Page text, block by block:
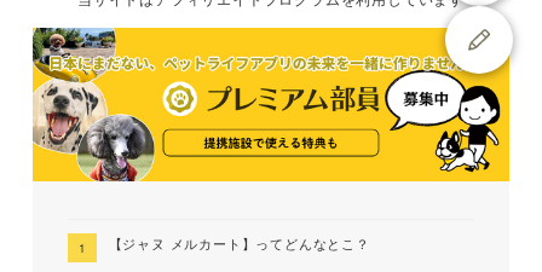
【ジャヌ メルカート】ってどんなとこ？